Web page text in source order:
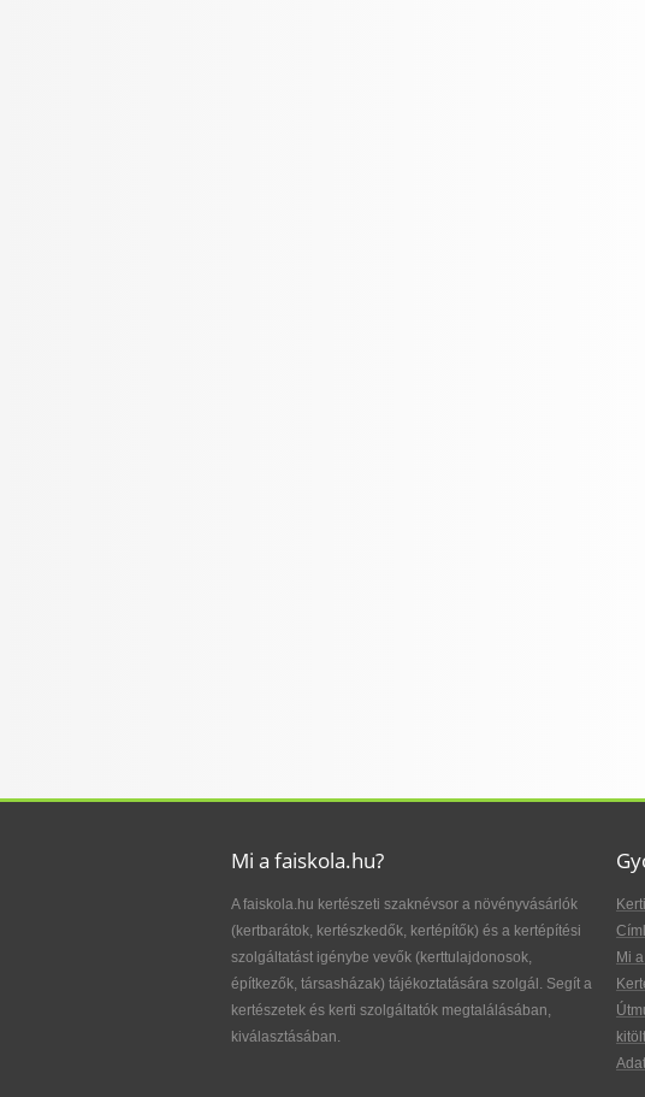
Mi a faiskola.hu?
A faiskola.hu kertészeti szaknévsor a növényvásárlók
(kertbarátok, kertészkedők, kertépítők) és a kertépítési
szolgáltatást igénybe vevők (kerttulajdonosok,
építkezők, társasházak) tájékoztatására szolgál. Segít a
kertészetek és kerti szolgáltatók megtalálásában,
kiválasztásában.
Mi